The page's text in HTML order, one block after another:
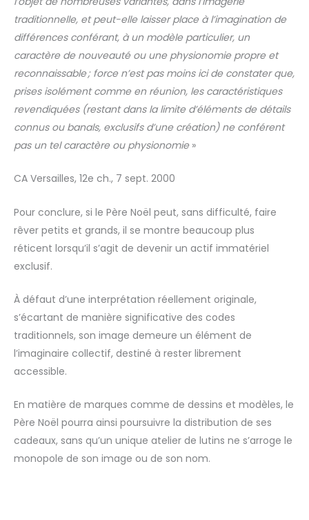
traditionnelle, et peut-elle laisser place à l’imagination de
différences conférant, à un modèle particulier, un
caractère de nouveauté ou une physionomie propre et
reconnaissable; force n’est pas moins ici de constater que,
prises isolément comme en réunion, les caractéristiques
revendiquées (restant dans la limite d’éléments de détails
connus ou banals, exclusifs d’une création) ne conférent
pas un tel caractère ou physionomie»
CA Versailles, 12e ch., 7 sept. 2000
Pour conclure, si le Père Noël peut, sans difficulté, faire
rêver petits et grands, il se montre beaucoup plus
réticent lorsqu’il s’agit de devenir un actif immatériel
exclusif.
À défaut d’une interprétation réellement originale,
s’écartant de manière significative des codes
traditionnels, son image demeure un élément de
l’imaginaire collectif, destiné à rester librement
accessible.
En matière de marques comme de dessins et modèles, le
Père Noël pourra ainsi poursuivre la distribution de ses
cadeaux, sans qu’un unique atelier de lutins ne s’arroge le
monopole de son image ou de son nom.